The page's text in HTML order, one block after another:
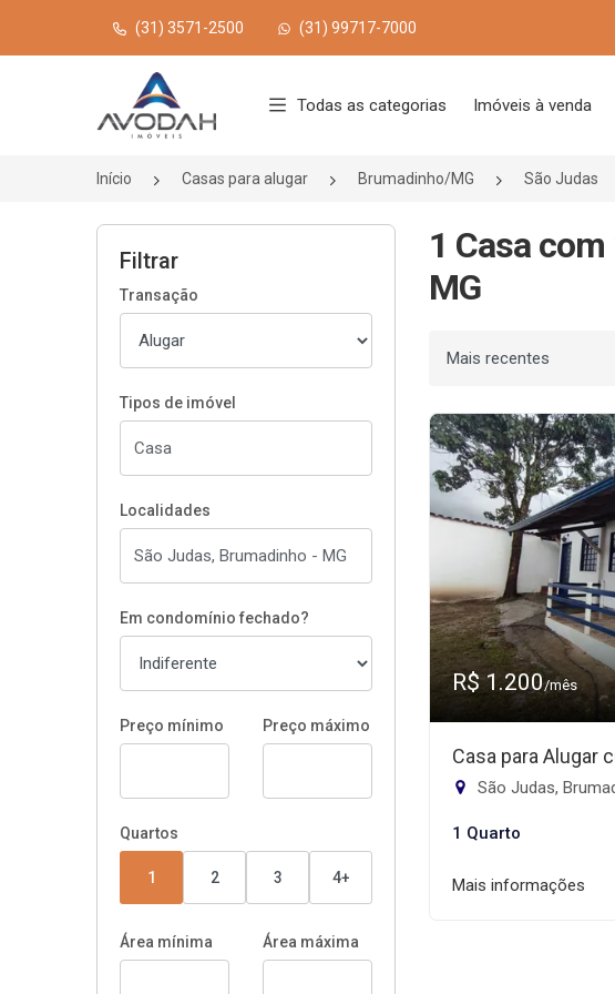
(31) 3571-2500 (31) 99717-7000
Página inicial
Todas as categorias Imóveis à venda
Início Casas para alugar Brumadinho/MG São Judas
Filtrar
Transação
Tipos de imóvel
Localidades
Em condomínio fechado?
Preço mínimo Preço máximo
Quartos
1 2 3 4+
Área mínima Área máxima
1 Casa
MG
Ordenar por
R$ 1.200/mês
Casa para Alugar
São Judas,
1 Quarto
Mais informações